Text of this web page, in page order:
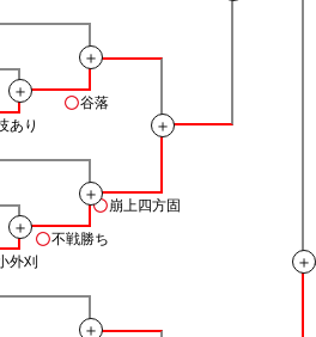
あり
＋
外刈
＋
谷落
＋
不戦勝ち
＋
＋
崩上四方固
＋
＋